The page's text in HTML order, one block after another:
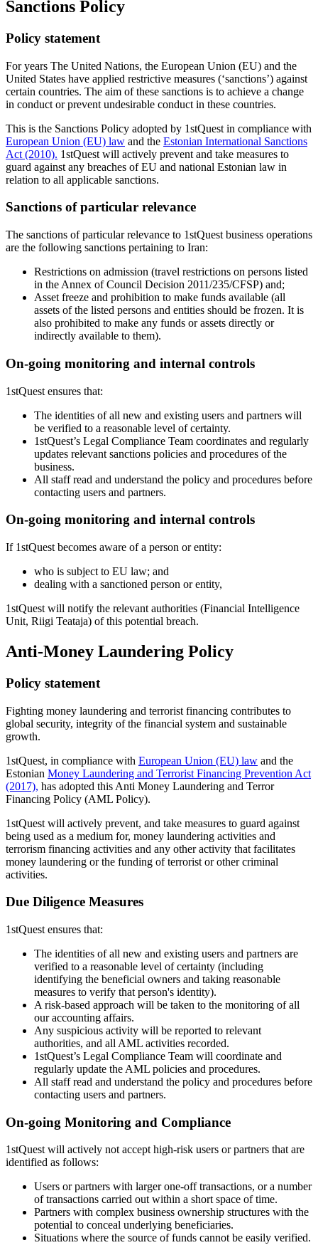
Sanctions Policy
Policy statement
For years The United Nations, the European Union (EU) and the
United States have applied restrictive measures (‘sanctions’) against
certain countries. The aim of these sanctions is to achieve a change
in conduct or prevent undesirable conduct in these countries.
This is the Sanctions Policy adopted by 1stQuest in compliance with
European Union (EU) law and the Estonian International Sanctions
Act (2010). 1stQuest will actively prevent and take measures to
guard against any breaches of EU and national Estonian law in
relation to all applicable sanctions.
Sanctions of particular relevance
The sanctions of particular relevance to 1stQuest business operations
are the following sanctions pertaining to Iran:
Restrictions on admission (travel restrictions on persons listed
in the Annex of Council Decision 2011/235/CFSP) and;
Asset freeze and prohibition to make funds available (all
assets of the listed persons and entities should be frozen. It is
also prohibited to make any funds or assets directly or
indirectly available to them).
On-going monitoring and internal controls
1stQuest ensures that:
The identities of all new and existing users and partners will
be verified to a reasonable level of certainty.
1stQuest’s Legal Compliance Team coordinates and regularly
updates relevant sanctions policies and procedures of the
business.
All staff read and understand the policy and procedures before
contacting users and partners.
On-going monitoring and internal controls
If 1stQuest becomes aware of a person or entity:
who is subject to EU law; and
dealing with a sanctioned person or entity,
1stQuest will notify the relevant authorities (Financial Intelligence
Unit, Riigi Teataja) of this potential breach.
Anti-Money Laundering Policy
Policy statement
Fighting money laundering and terrorist financing contributes to
global security, integrity of the financial system and sustainable
growth.
1stQuest, in compliance with European Union (EU) law and the
Estonian Money Laundering and Terrorist Financing Prevention Act
(2017), has adopted this Anti Money Laundering and Terror
Financing Policy (AML Policy).
1stQuest will actively prevent, and take measures to guard against
being used as a medium for, money laundering activities and
terrorism financing activities and any other activity that facilitates
money laundering or the funding of terrorist or other criminal
activities.
Due Diligence Measures
1stQuest ensures that:
The identities of all new and existing users and partners are
verified to a reasonable level of certainty (including
identifying the beneficial owners and taking reasonable
measures to verify that person's identity).
A risk-based approach will be taken to the monitoring of all
our accounting affairs.
Any suspicious activity will be reported to relevant
authorities, and all AML activities recorded.
1stQuest’s Legal Compliance Team will coordinate and
regularly update the AML policies and procedures.
All staff read and understand the policy and procedures before
contacting users and partners.
On-going Monitoring and Compliance
1stQuest will actively not accept high-risk users or partners that are
identified as follows:
Users or partners with larger one-off transactions, or a number
of transactions carried out within a short space of time.
Partners with complex business ownership structures with the
potential to conceal underlying beneficiaries.
Situations where the source of funds cannot be easily verified.